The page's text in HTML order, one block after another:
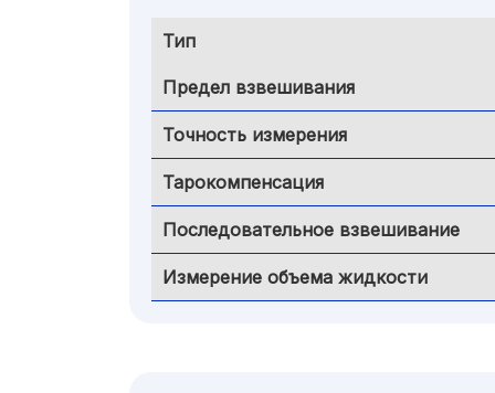
Тип
Предел взвешивания
Точность измерения
Тарокомпенсация
Последовательное взвешивание
Измерение объема жидкости